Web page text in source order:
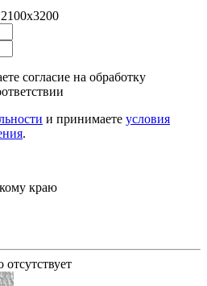
согласие на обработку
и принимаете условия
.
краю